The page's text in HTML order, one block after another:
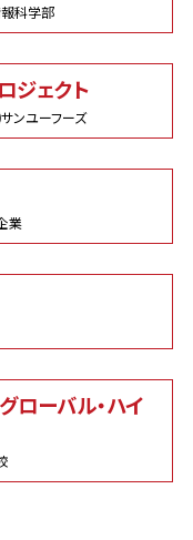
科学部
ジェクト
ンユーフーズ
業
ローバル・ハイ